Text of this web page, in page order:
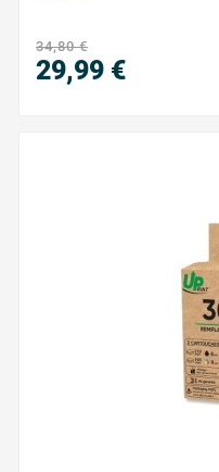
régularité. Vous
34,80 €
29,99 €